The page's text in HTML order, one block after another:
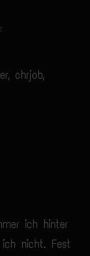
chrjob,
ich hinter
nicht. Fest